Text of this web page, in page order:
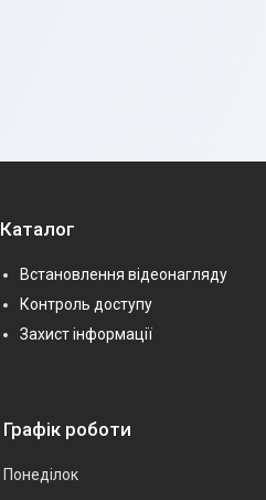
Каталог
Встановлення відеонагляду
Контроль доступу
Захист інформації
Графік роботи
Понеділок